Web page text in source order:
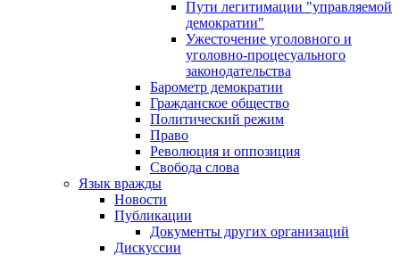
Пути легитимации "управляемой
демократии"
Ужесточение уголовного и
уголовно-процесуального
законодательства
Барометр демократии
Гражданское общество
Политический режим
Право
Революция и оппозиция
Свобода слова
Язык вражды
Новости
Публикации
Документы других организаций
Дискуссии